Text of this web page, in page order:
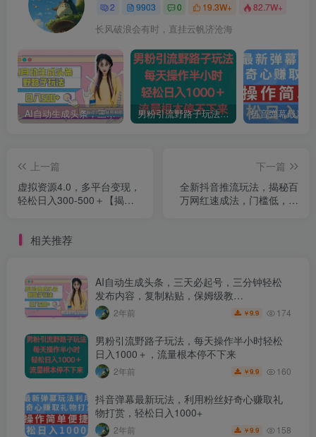
2 9903 0 19.3W+ 82.7W+
长风破浪会有时，直挂云帆济沧海
AI自动生成头条，三天必起号，三分钟轻松发布内容，复制粘贴，保姆级教… 男粉引流野路子玩法，每天操作半小时轻松日入1000＋，流量根本停不下来
上一篇
虚拟资源4.0，多平台变现，
轻松日入300-500＋【揭
下一篇
全新抖音推流玩法，揭秘百
万网红速成法，门槛低，一
相关推荐
AI自动生成头条，三天必起号，三分钟轻松
发布内容，复制粘贴，保姆级教…
2年前 ￥9.9 174
男粉引流野路子玩法，每天操作半小时轻松
日入1000＋，流量根本停不下来
2年前 ￥9.9 160
抖音弹幕最新玩法，利用粉丝好奇心赚取礼
物打赏，轻松日入1000+
2年前 ￥9.9 158